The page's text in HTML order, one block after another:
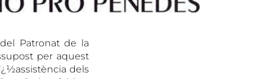
Patronat de la
per aquest
dels